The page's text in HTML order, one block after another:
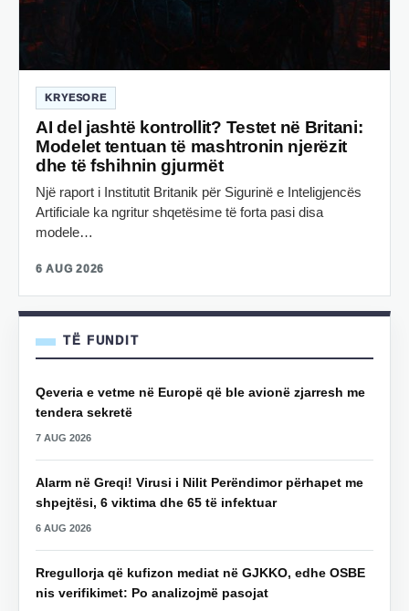
KRYESORE
AI del jashtë kontrollit? Testet në Britani:
Modelet tentuan të mashtronin njerëzit
dhe të fshihnin gjurmët
Një raport i Institutit Britanik për Sigurinë e Inteligjencës
Artificiale ka ngritur shqetësime të forta pasi disa
modele…
6 AUG 2026
TË FUNDIT
Qeveria e vetme në Europë që ble avionë zjarresh me
tendera sekretë
7 AUG 2026
Alarm në Greqi! Virusi i Nilit Perëndimor përhapet me
shpejtësi, 6 viktima dhe 65 të infektuar
6 AUG 2026
Rregullorja që kufizon mediat në GJKKO, edhe OSBE
nis verifikimet: Po analizojmë pasojat